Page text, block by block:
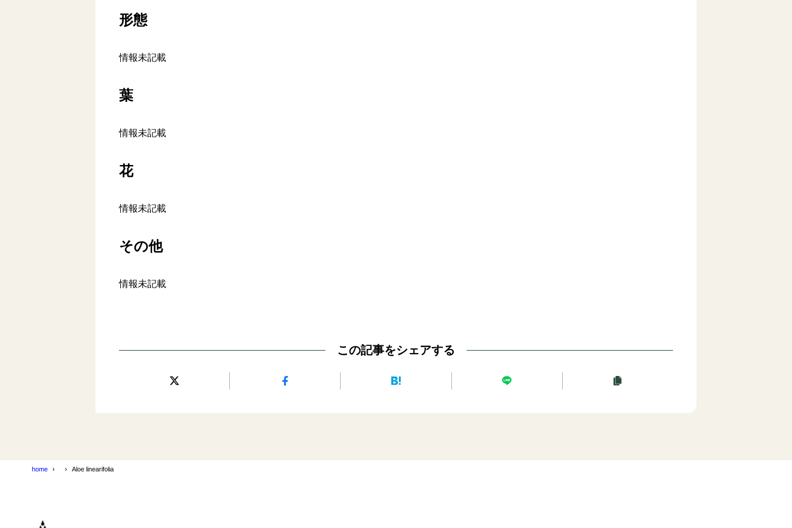
形態
情報未記載
葉
情報未記載
花
情報未記載
その他
情報未記載
この記事をシェアする
home Aloe linearifolia